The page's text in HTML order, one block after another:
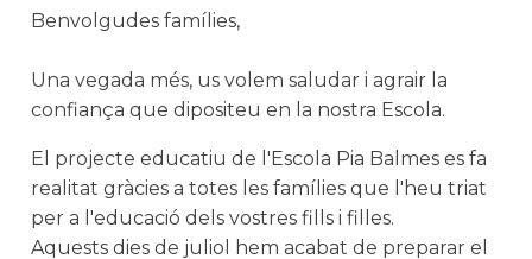
Benvolgudes famílies,
Una vegada més, us volem saludar i agrair la
confiança que dipositeu en la nostra Escola.
El projecte educatiu de l'Escola Pia Balmes es fa
realitat gràcies a totes les famílies que l'heu triat
per a l'educació dels vostres fills i filles.
Aquests dies de juliol hem acabat de preparar el